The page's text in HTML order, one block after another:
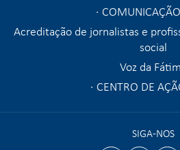
Acreditação de jornalistas e
social
Voz da
CENTRO DE
SIGA-NOS